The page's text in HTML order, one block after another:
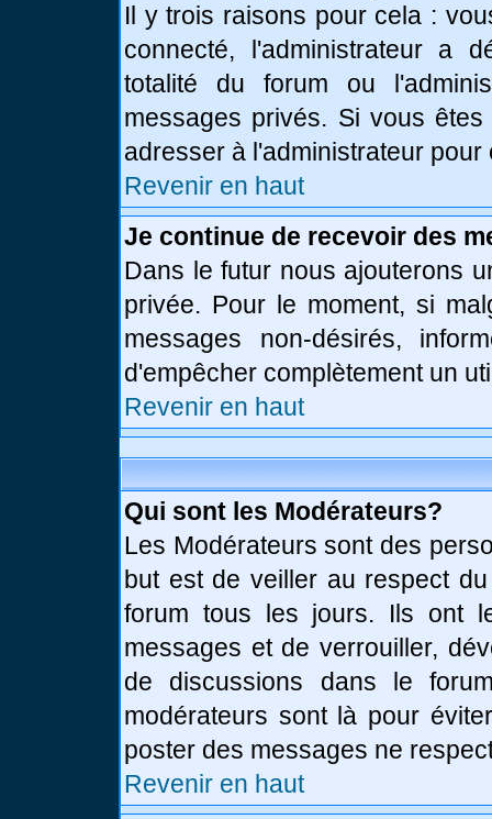
Il y trois raisons pour cela :
connecté, l'administrateur a
totalité du forum ou
messages privés. Si vous
adresser à l'administrateur
Revenir en haut
Je continue de recevoir des
Dans le futur nous ajouterons
privée. Pour le moment, si
messages non-désirés,
d'empêcher complètement un
Revenir en haut
Qui sont les Modérateurs?
Les Modérateurs sont des
but est de veiller au respect
forum tous les jours. Ils ont
messages et de verrouiller,
de discussions dans le
modérateurs sont là pour
poster des messages ne
Revenir en haut